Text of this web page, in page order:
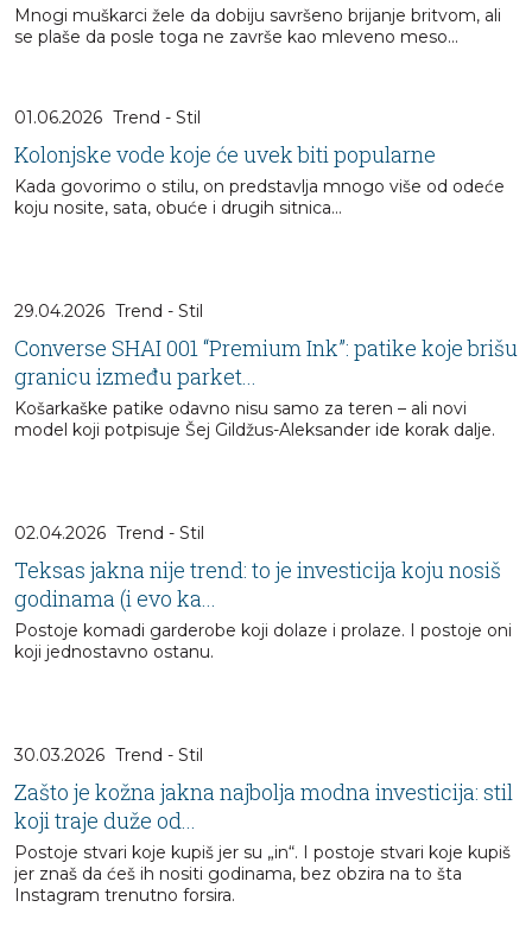
Mnogi muškarci žele da dobiju savršeno brijanje britvom, ali
se plaše da posle toga ne završe kao mleveno meso...
01.06.2026 Trend - Stil
Kolonjske vode koje će uvek biti popularne
Kada govorimo o stilu, on predstavlja mnogo više od odeće
koju nosite, sata, obuće i drugih sitnica…
29.04.2026 Trend - Stil
Converse SHAI 001 “Premium Ink”: patike koje brišu
granicu između parket...
Košarkaške patike odavno nisu samo za teren – ali novi
model koji potpisuje Šej Gildžus-Aleksander ide korak dalje.
02.04.2026 Trend - Stil
Teksas jakna nije trend: to je investicija koju nosiš
godinama (i evo ka...
Postoje komadi garderobe koji dolaze i prolaze. I postoje oni
koji jednostavno ostanu.
30.03.2026 Trend - Stil
Zašto je kožna jakna najbolja modna investicija: stil
koji traje duže od...
Postoje stvari koje kupiš jer su „in“. I postoje stvari koje kupiš
jer znaš da ćeš ih nositi godinama, bez obzira na to šta
Instagram trenutno forsira.